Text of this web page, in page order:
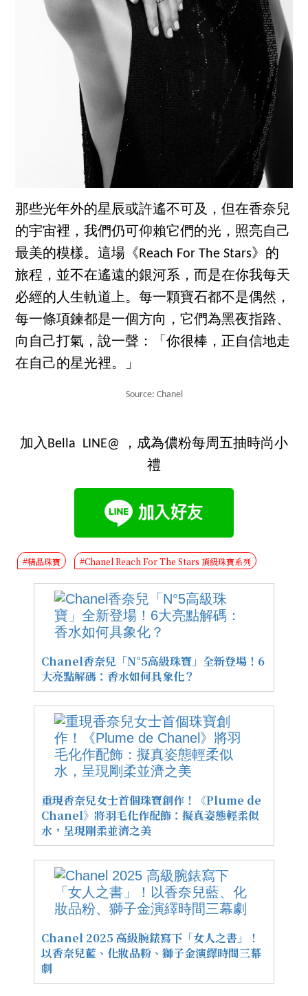
那些光年外的星辰或許遙不可及，但在香奈兒
的宇宙裡，我們仍可仰賴它們的光，照亮自己
最美的模樣。這場《Reach For The Stars》的
旅程，並不在遙遠的銀河系，而是在你我每天
必經的人生軌道上。每一顆寶石都不是偶然，
每一條項鍊都是一個方向，它們為黑夜指路、
向自己打氣，說一聲：「你很棒，正自信地走
在自己的星光裡。」
Source: Chanel
加入Bella LINE@ ，成為儂粉每周五抽時尚小
禮
#精品珠寶 #Chanel Reach For The Stars 頂級珠寶系列
Chanel香奈兒「N°5高級珠寶」全新登場！6
大亮點解碼：香水如何具象化？
重現香奈兒女士首個珠寶創作！《Plume de
Chanel》將羽毛化作配飾：擬真姿態輕柔似
水，呈現剛柔並濟之美
Chanel 2025 高級腕錶寫下「女人之書」！
以香奈兒藍、化妝品粉、獅子金演繹時間三幕
劇